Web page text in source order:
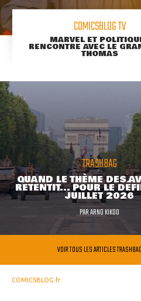
COMICSBLOG TV
MARVEL ET
RENCONTRE AVEC LE
THOMAS
TRASHBAG
QUAND LE THÈME DES
RETENTIT... POUR LE
JUILLET 2026
PARARNO KIKOO
VOIR TOUS LES ARTICLES TRASHBAG
COMICSBLOG.fr